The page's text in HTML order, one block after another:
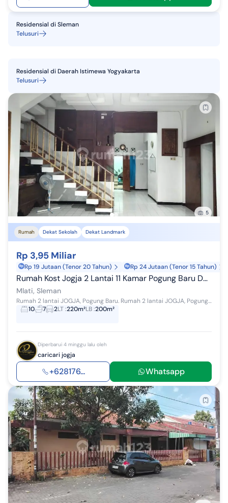
Residensial diSleman
Telusuri
Residensial diDaerah Istimewa Yogyakarta
Telusuri
5
Rumah Dekat Sekolah Dekat Landmark
Rp 3,95 Miliar
Rp 19 Jutaan (Tenor 20 Tahun) Rp 24 Jutaan (Tenor 15 Tahun)
Rumah Kost Jogja 2 Lantai 11 Kamar Pogung Baru Dekat Kampus Ugm .
Mlati, Sleman
Rumah 2 lantai JOGJA, Pogung Baru. Rumah 2 lantai JOGJA, Pogung Baru. . Rumah Kost 2 lantai, 11 Kamar di Pogung Baru. Dekat Lantai Bumi Coffe n Spa...
10
7 2LT:220m²LB:200m²
Diperbarui 4 minggu lalu oleh
caricari jogja
+628176... Whatsapp